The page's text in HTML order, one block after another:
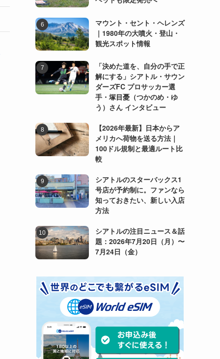
マウント・セント・ヘレンズ
｜1980年の大噴火・登山・
観光スポット情報
「決めた道を、自分の手で正
解にする」シアトル・サウン
ダーズFC プロサッカー選
手・塚目憂（つかのめ・ゆ
う）さん インタビュー
【2026年最新】日本からア
メリカへ荷物を送る方法｜
100ドル規制と最適ルート比
較
シアトルのスターバックス1
号店が予約制に。ファンなら
知っておきたい、新しい入店
方法
シアトルの注目ニュース＆話
題：2026年7月20日（月）〜
7月24日（金）